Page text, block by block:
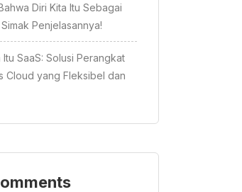
Diri Kita Itu Sebagai
Penjelasannya!
SaaS: Solusi Perangkat
Cloud yang Fleksibel dan